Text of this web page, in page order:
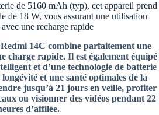
de 5160 mAh (typ), cet appareil prend
de 18 W, vous assurant une utilisation
une recharge rapide
14C combine parfaitement une
charge rapide. Il est également équipé
et d’une technologie de batterie
et une santé optimales de la
jusqu’à 21 jours en veille, profiter
ou visionner des vidéos pendant 22
d’affilée.